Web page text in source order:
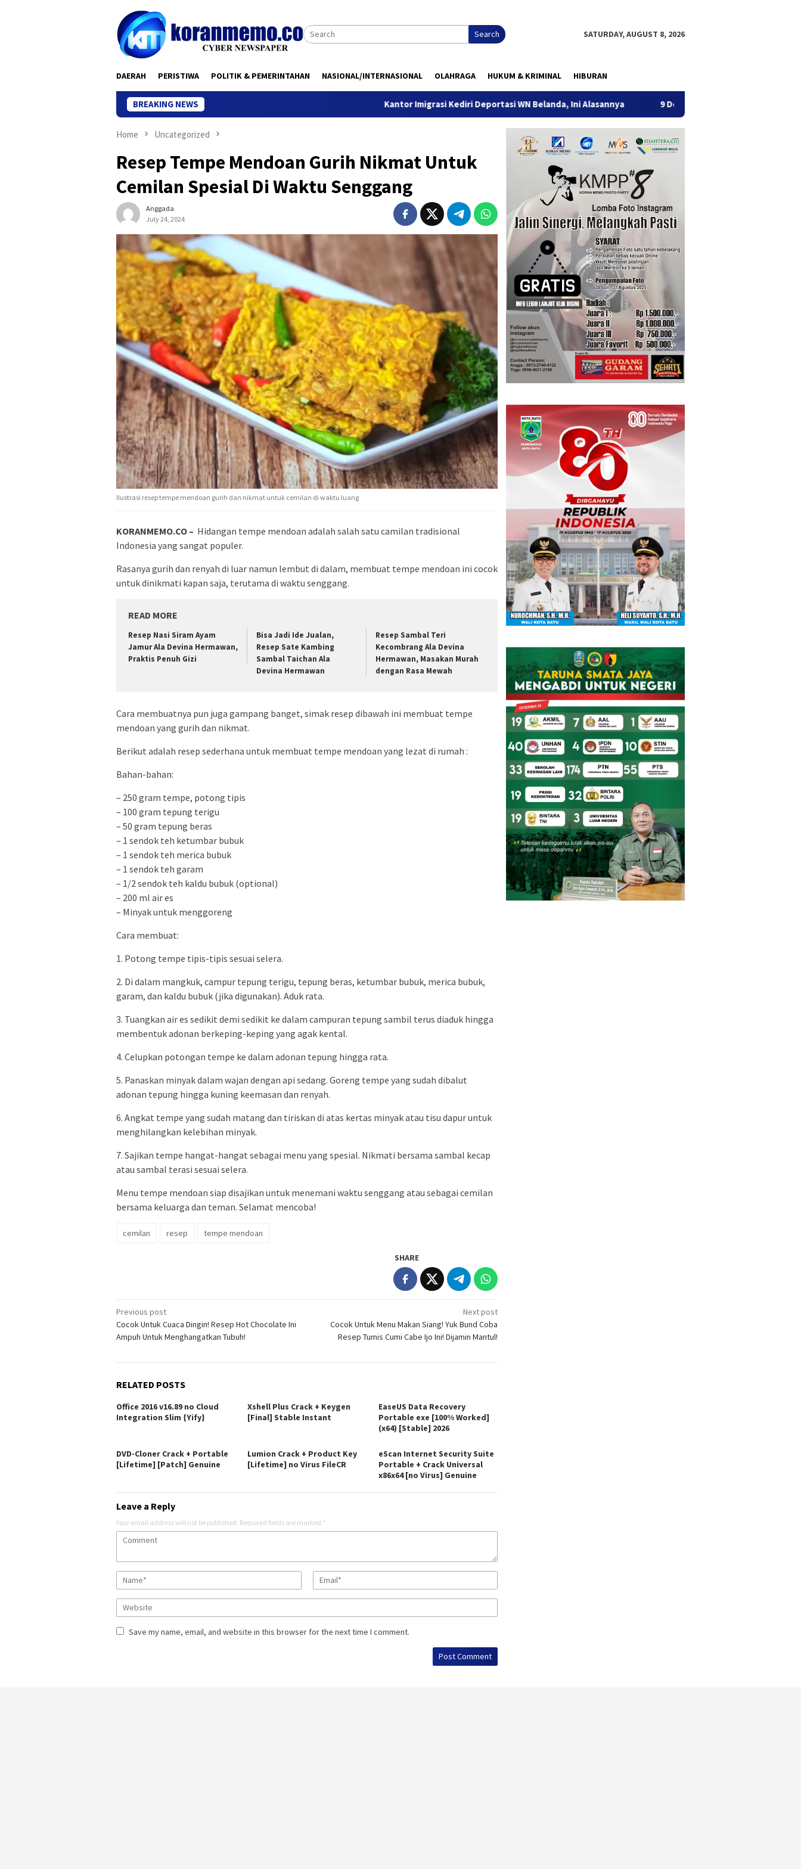
Search SATURDAY, AUGUST 8, 2026
DAERAH PERISTIWA POLITIK & PEMERINTAHAN NASIONAL/INTERNASIONAL OLAHRAGA HUKUM & KRIMINAL HIBURAN
BREAKING NEWS Kantor Imigrasi Kediri Deportasi WN Belanda, Ini Alasannya 9 Desa di 6 Kecamatan Tulungagung Alami
Home Uncategorized
Resep Tempe Mendoan Gurih Nikmat Untuk
Cemilan Spesial Di Waktu Senggang
Anggada
July 24, 2024
Ilustrasi resep tempe mendoan gurih dan nikmat untuk cemilan di waktu luang
KORANMEMO.CO – Hidangan tempe mendoan adalah salah satu camilan tradisional
Indonesia yang sangat populer.
Rasanya gurih dan renyah di luar namun lembut di dalam, membuat tempe mendoan ini cocok
untuk dinikmati kapan saja, terutama di waktu senggang.
READ MORE
Resep Nasi Siram Ayam
Jamur Ala Devina Hermawan,
Praktis Penuh Gizi
Bisa Jadi Ide Jualan,
Resep Sate Kambing
Sambal Taichan Ala
Devina Hermawan
Resep Sambal Teri
Kecombrang Ala Devina
Hermawan, Masakan Murah
dengan Rasa Mewah
Cara membuatnya pun juga gampang banget, simak resep dibawah ini membuat tempe
mendoan yang gurih dan nikmat.
Berikut adalah resep sederhana untuk membuat tempe mendoan yang lezat di rumah :
Bahan-bahan:
– 250 gram tempe, potong tipis
– 100 gram tepung terigu
– 50 gram tepung beras
– 1 sendok teh ketumbar bubuk
– 1 sendok teh merica bubuk
– 1 sendok teh garam
– 1/2 sendok teh kaldu bubuk (optional)
– 200 ml air es
– Minyak untuk menggoreng
Cara membuat:
1. Potong tempe tipis-tipis sesuai selera.
2. Di dalam mangkuk, campur tepung terigu, tepung beras, ketumbar bubuk, merica bubuk,
garam, dan kaldu bubuk (jika digunakan). Aduk rata.
3. Tuangkan air es sedikit demi sedikit ke dalam campuran tepung sambil terus diaduk hingga
membentuk adonan berkeping-keping yang agak kental.
4. Celupkan potongan tempe ke dalam adonan tepung hingga rata.
5. Panaskan minyak dalam wajan dengan api sedang. Goreng tempe yang sudah dibalut
adonan tepung hingga kuning keemasan dan renyah.
6. Angkat tempe yang sudah matang dan tiriskan di atas kertas minyak atau tisu dapur untuk
menghilangkan kelebihan minyak.
7. Sajikan tempe hangat-hangat sebagai menu yang spesial. Nikmati bersama sambal kecap
atau sambal terasi sesuai selera.
Menu tempe mendoan siap disajikan untuk menemani waktu senggang atau sebagai cemilan
bersama keluarga dan teman. Selamat mencoba!
cemilan resep tempe mendoan
SHARE
Post
navigation
Previous post
Cocok Untuk Cuaca Dingin! Resep Hot Chocolate Ini
Ampuh Untuk Menghangatkan Tubuh!
Next post
Cocok Untuk Menu Makan Siang! Yuk Bund Coba
Resep Tumis Cumi Cabe Ijo Ini! Dijamin Mantul!
RELATED POSTS
Office 2016 v16.89 no Cloud
Integration Slim {Yify}
Xshell Plus Crack + Keygen
[Final] Stable Instant
EaseUS Data Recovery
Portable exe [100% Worked]
(x64) [Stable] 2026
DVD-Cloner Crack + Portable
[Lifetime] [Patch] Genuine
Lumion Crack + Product Key
[Lifetime] no Virus FileCR
eScan Internet Security Suite
Portable + Crack Universal
x86x64 [no Virus] Genuine
Leave a Reply
Your email address will not be published. Required fields are marked *
Save my name, email, and website in this browser for the next time I comment.